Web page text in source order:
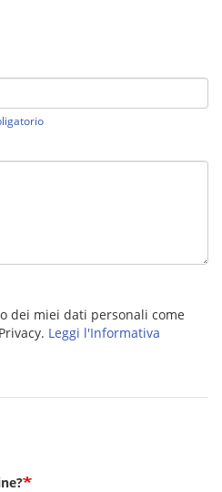
dei miei dati personali come
Leggi l'Informativa